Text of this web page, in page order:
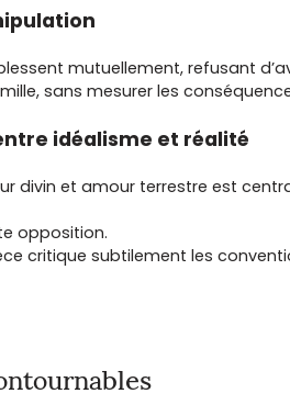
mutuellement, refusant
sans mesurer les
idéalisme et réalité
divin et amour terrestre est
opposition.
critique subtilement les